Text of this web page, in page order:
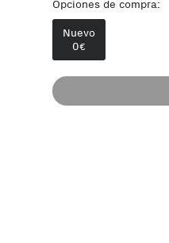
Opciones de compra:
Nuevo
0€